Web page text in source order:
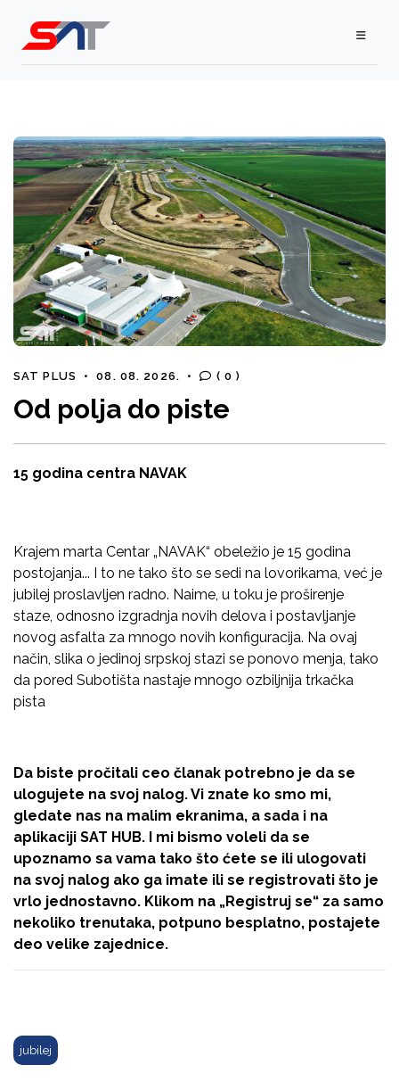
SAT PLUS • 08. 08. 2026. • ( 0 )
Od polja do piste
15 godina centra NAVAK
Krajem marta Centar „NAVAK“ obeležio je 15 godina
postojanja... I to ne tako što se sedi na lovorikama, već je
jubilej proslavljen radno. Naime, u toku je proširenje
staze, odnosno izgradnja novih delova i postavljanje
novog asfalta za mnogo novih konfiguracija. Na ovaj
način, slika o jedinoj srpskoj stazi se ponovo menja, tako
da pored Subotišta nastaje mnogo ozbiljnija trkačka
pista
Da biste pročitali ceo članak potrebno je da se
ulogujete na svoj nalog. Vi znate ko smo mi,
gledate nas na malim ekranima, a sada i na
aplikaciji SAT HUB. I mi bismo voleli da se
upoznamo sa vama tako što ćete se ili ulogovati
na svoj nalog ako ga imate ili se registrovati što je
vrlo jednostavno. Klikom na „Registruj se“ za samo
nekoliko trenutaka, potpuno besplatno, postajete
deo velike zajednice.
jubilej